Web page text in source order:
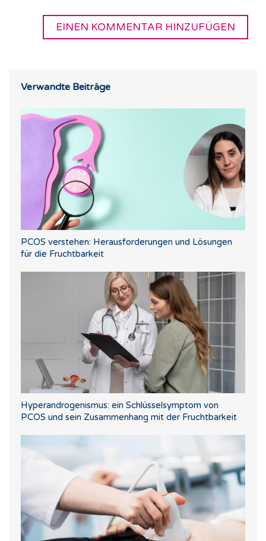
Verwandte Beiträge
PCOS verstehen: Herausforderungen und Lösungen
für die Fruchtbarkeit
Hyperandrogenismus: ein Schlüsselsymptom von
PCOS und sein Zusammenhang mit der Fruchtbarkeit